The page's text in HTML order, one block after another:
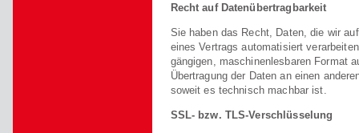
Recht auf Datenübertragbarkeit
Sie haben das Recht, Daten, die wir
eines Vertrags automatisiert
gängigen, maschinenlesbaren Format
Übertragung der Daten an einen
soweit es technisch machbar ist.
SSL- bzw. TLS-Verschlüsselung